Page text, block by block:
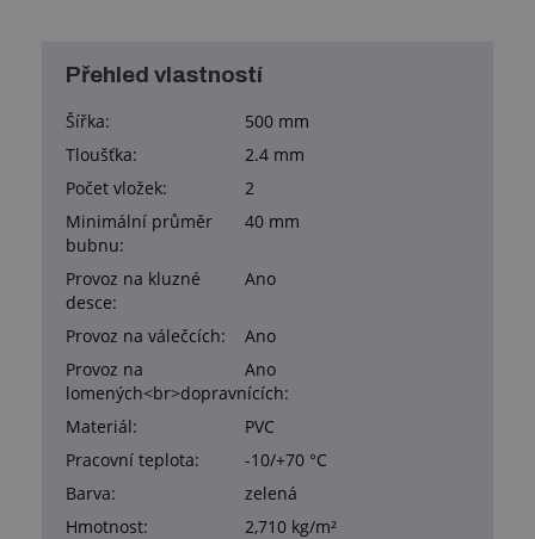
Přehled vlastností
Šířka:
500 mm
Tloušťka:
2.4 mm
Počet vložek:
2
Minimální průměr
bubnu:
40 mm
Provoz na kluzné
desce:
Ano
Provoz na válečcích:
Ano
Provoz na
lomených<br>dopravnících:
Ano
Materiál:
PVC
Pracovní teplota:
-10/+70 °C
Barva:
zelená
Hmotnost:
2,710 kg/m²